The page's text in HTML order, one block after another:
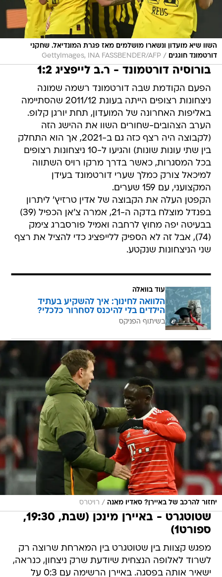
השוו שיא מועדון ונשארו מושלמים מאז פגרת המונדיאל. שחקני
דורטמונד חוגגים
/
GettyImages, INA FASSBENDER/AFP
בורוסיה דורטמונד - ר.ב לייפציג 1:2
הפעם הקודמת שבה דורטמונד רשמה שמונה
ניצחונות רצופים הייתה בעונת 2011/12 שהסתיימה
באליפות האחרונה של המועדון, תחת יורגן קלופ.
הערב הצהובים-שחורים השוו את ההישג הזה
(לקבוצה היה רצף כזה גם ב-2021, אך הוא התחלק
בין שתי עונות שונות) והגיעו ל-10 ניצחונות רצופים
בכל המסגרות, כאשר בדרך מרקו רויס השתווה
למיכאל צורק כמלך שערי דורטמונד בעידן
המקצועני, עם 159 שערים.
הקפטן העלה את הקבוצה של אדין טרזיץ' ליתרון
בפנדל מוצלח בדקה ה-21, אמרה צ'אן הכפיל (39)
בבעיטה יפה מחוץ לרחבה ואמיל פורסברג צימק
(74), אבל זה לא הספיק ללייפציג כדי להציל את רצף
שני הניצחונות שנקטע.
עוד בוואלה
הלוואה לחינוך: איך להשקיע בעתיד
הילדים בלי להיכנס לסחרור כלכלי?
בשיתוף הפניקס
יחזור להרכב של באיירן? סאדיו מאנה / רויטרס
שטוטגרט - באיירן מינכן (שבת, 19:30,
ספורט1)
מפגש קצוות בין שטוטגרט בין המארחת שרוצה רק
לשרוד לאלופה הנצחית שיודעת שרק ניצחון, כנראה,
ישאיר אותה בפסגה. באיירן הרשימה עם 0:3 על